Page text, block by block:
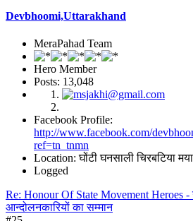
Devbhoomi,Uttarakhand
MeraPahad Team
Hero Member
Posts: 13,048
Facebook Profile:
http://www.facebook.com/
ref=tn_tnmn
Location: घोंटी घनसाली चिरबटिया
Logged
Re: Honour Of State Movement Heroes
आन्दोलनकारियों का सम्मान